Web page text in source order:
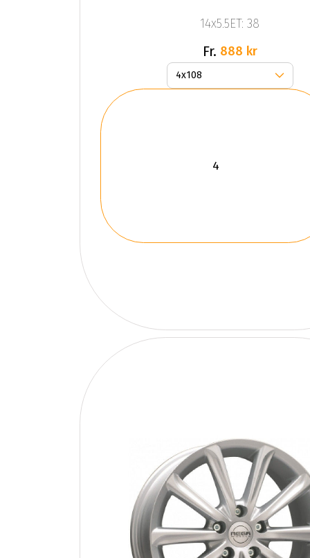
14x5.5ET: 38
Fr. 888 kr